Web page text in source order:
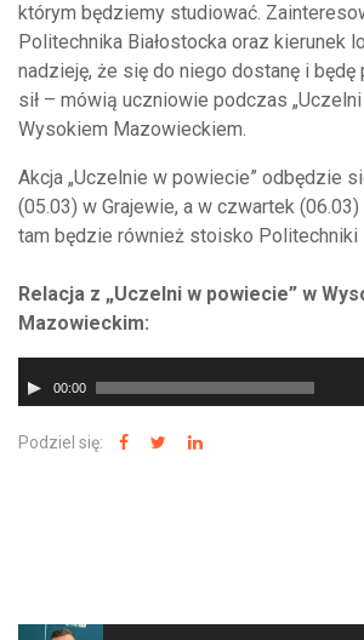
którym będziemy studiować.
Politechnika Białostocka oraz kierunek
nadzieję, że się do niego dostanę i będę
sił – mówią uczniowie podczas
Wysokiem Mazowieckiem.
Akcja „Uczelnie w powiecie” odbędzie
(05.03) w Grajewie, a w czwartek (06.03)
tam będzie również stoisko Politechniki
Relacja z „Uczelni w powiecie” w
Mazowieckim:
plików
dźwiękowych
00:00
Podziel się: